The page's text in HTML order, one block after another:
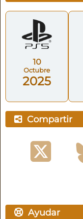
10
Octubre
2025
Compartir
Ayudar